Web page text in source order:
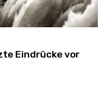
Eindrücke vor